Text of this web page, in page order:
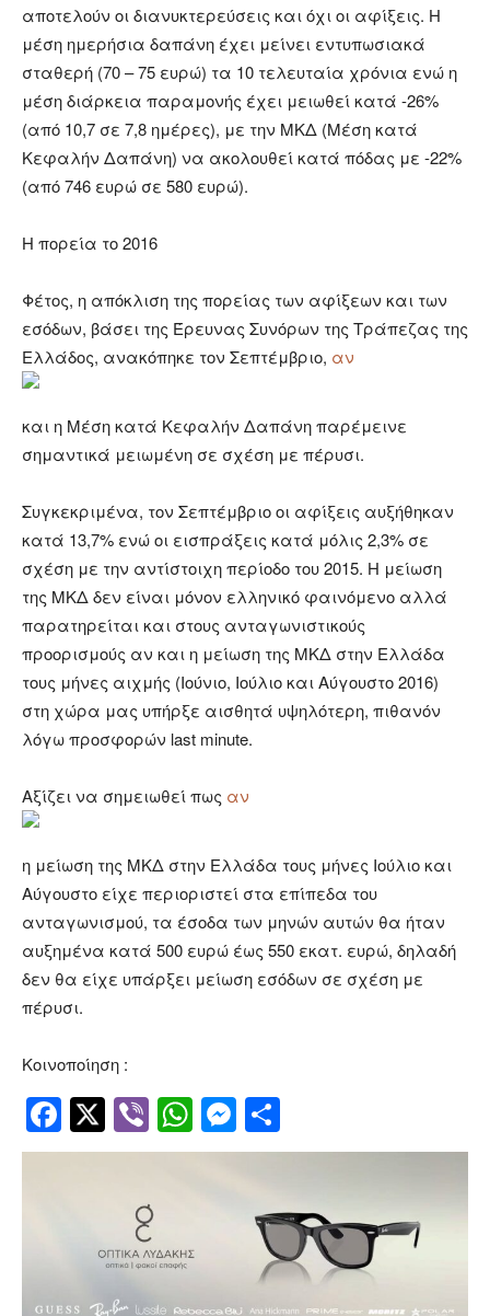
αποτελούν οι διανυκτερεύσεις και όχι οι αφίξεις. Η
μέση ημερήσια δαπάνη έχει μείνει εντυπωσιακά
σταθερή (70 – 75 ευρώ) τα 10 τελευταία χρόνια ενώ η
μέση διάρκεια παραμονής έχει μειωθεί κατά -26%
(από 10,7 σε 7,8 ημέρες), με την ΜΚΔ (Μέση κατά
Κεφαλήν Δαπάνη) να ακολουθεί κατά πόδας με -22%
(από 746 ευρώ σε 580 ευρώ).
Η πορεία το 2016
Φέτος, η απόκλιση της πορείας των αφίξεων και των
εσόδων, βάσει της Έρευνας Συνόρων της Τράπεζας της
Ελλάδος, ανακόπηκε τον Σεπτέμβριο, αν
και η Μέση κατά Κεφαλήν Δαπάνη παρέμεινε
σημαντικά μειωμένη σε σχέση με πέρυσι.
Συγκεκριμένα, τον Σεπτέμβριο οι αφίξεις αυξήθηκαν
κατά 13,7% ενώ οι εισπράξεις κατά μόλις 2,3% σε
σχέση με την αντίστοιχη περίοδο του 2015. Η μείωση
της ΜΚΔ δεν είναι μόνον ελληνικό φαινόμενο αλλά
παρατηρείται και στους ανταγωνιστικούς
προορισμούς αν και η μείωση της ΜΚΔ στην Ελλάδα
τους μήνες αιχμής (Ιούνιο, Ιούλιο και Αύγουστο 2016)
στη χώρα μας υπήρξε αισθητά υψηλότερη, πιθανόν
λόγω προσφορών last minute.
Αξίζει να σημειωθεί πως αν
η μείωση της ΜΚΔ στην Ελλάδα τους μήνες Ιούλιο και
Αύγουστο είχε περιοριστεί στα επίπεδα του
ανταγωνισμού, τα έσοδα των μηνών αυτών θα ήταν
αυξημένα κατά 500 ευρώ έως 550 εκατ. ευρώ, δηλαδή
δεν θα είχε υπάρξει μείωση εσόδων σε σχέση με
πέρυσι.
Κοινοποίηση :
Facebook
Twitter
ViberWhatsApp
Messenger